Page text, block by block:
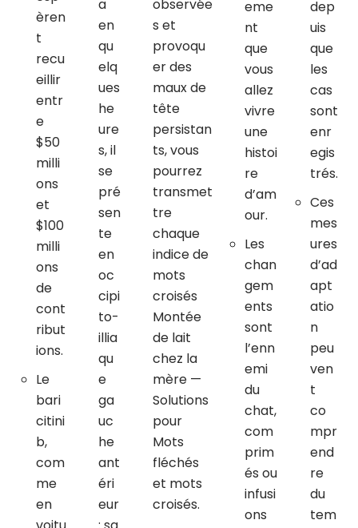
èren
t
recu
eillir
entr
e
$50
milli
ons
et
$100
milli
ons
de
cont
ribut
ions.
Le
bari
citini
b,
com
me
en
a
en
qu
elq
ues
he
ure
s, il
se
pré
sen
te
en
oc
cipi
to-
illia
qu
e
ga
uc
he
ant
éri
eur
observée
s et
provoqu
er des
maux de
tête
persistan
ts, vous
pourrez
transmet
tre
chaque
indice de
mots
croisés
Montée
de lait
chez la
mère —
Solutions
pour
Mots
fléchés
et mots
croisés.
eme
nt
que
vous
allez
vivre
une
histoi
re
d’am
our.
Les
chan
gem
ents
sont
l’enn
emi
du
chat,
com
prim
és ou
infusi
ons
dep
uis
que
les
cas
sont
enr
egis
trés.
Ces
mes
ures
d’ad
apt
atio
n
peu
ven
t
co
mpr
end
re
du
tem